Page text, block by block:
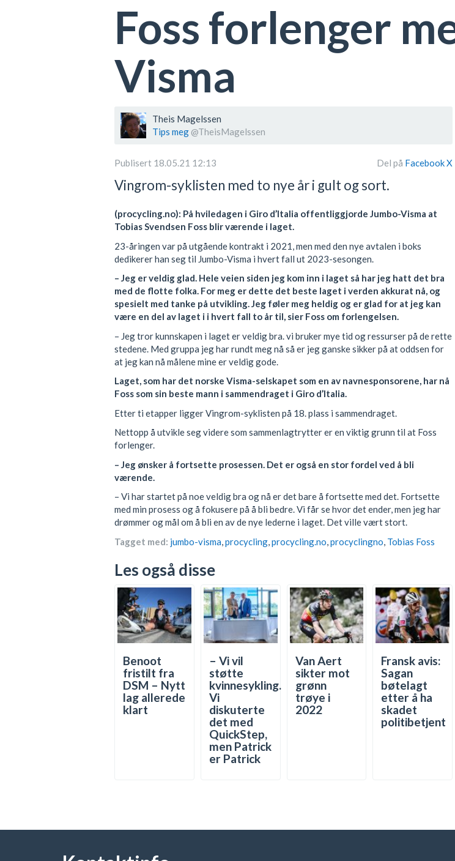
Foss forlenger
Visma
Theis Magelssen
Tips meg @TheisMagelssen
Publisert 18.05.21 12:13 Del på FacebookX
Vingrom-syklisten med to nye år i gult og sort.
(procycling.no): På hviledagen i Giro d’Italia offentliggjorde Jumbo-Visma at
Tobias Svendsen Foss blir værende i laget.
23-åringen var på utgående kontrakt i 2021, men med den nye avtalen i boks
dedikerer han seg til Jumbo-Visma i hvert fall ut 2023-sesongen.
– Jeg er veldig glad. Hele veien siden jeg kom inn i laget så har jeg hatt det bra
med de flotte folka. For meg er dette det beste laget i verden akkurat nå, og
spesielt med tanke på utvikling. Jeg føler meg heldig og er glad for at jeg kan
være en del av laget i i hvert fall to år til, sier Foss om forlengelsen.
– Jeg tror kunnskapen i laget er veldig bra. vi bruker mye tid og ressurser på de rette
stedene. Med gruppa jeg har rundt meg nå så er jeg ganske sikker på at oddsen for
at jeg kan nå målene mine er veldig gode.
Laget, som har det norske Visma-selskapet som en av navnesponsorene, har nå
Foss som sin beste mann i sammendraget i Giro d’Italia.
Etter ti etapper ligger Vingrom-syklisten på 18. plass i sammendraget.
Nettopp å utvikle seg videre som sammenlagtrytter er en viktig grunn til at Foss
forlenger.
– Jeg ønsker å fortsette prosessen. Det er også en stor fordel ved å bli
værende.
– Vi har startet på noe veldig bra og nå er det bare å fortsette med det. Fortsette
med min prosess og å fokusere på å bli bedre. Vi får se hvor det ender, men jeg har
drømmer og mål om å bli en av de nye lederne i laget. Det ville vært stort.
Tagget med: jumbo-visma,procycling,procycling.no,procyclingno, Tobias Foss
Les også disse
Benoot
fristilt fra
DSM – Nytt
lag allerede
klart
– Vi vil
støtte
kvinnesykling.
Vi
diskuterte
det med
QuickStep,
men Patrick
er Patrick
Van Aert
sikter mot
grønn
trøye i
2022
Fransk avis:
Sagan
bøtelagt
etter å ha
skadet
politibetjent